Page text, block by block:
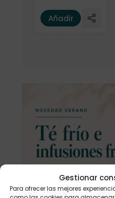
Gestionar
Para ofrecer las mejores
Añadir